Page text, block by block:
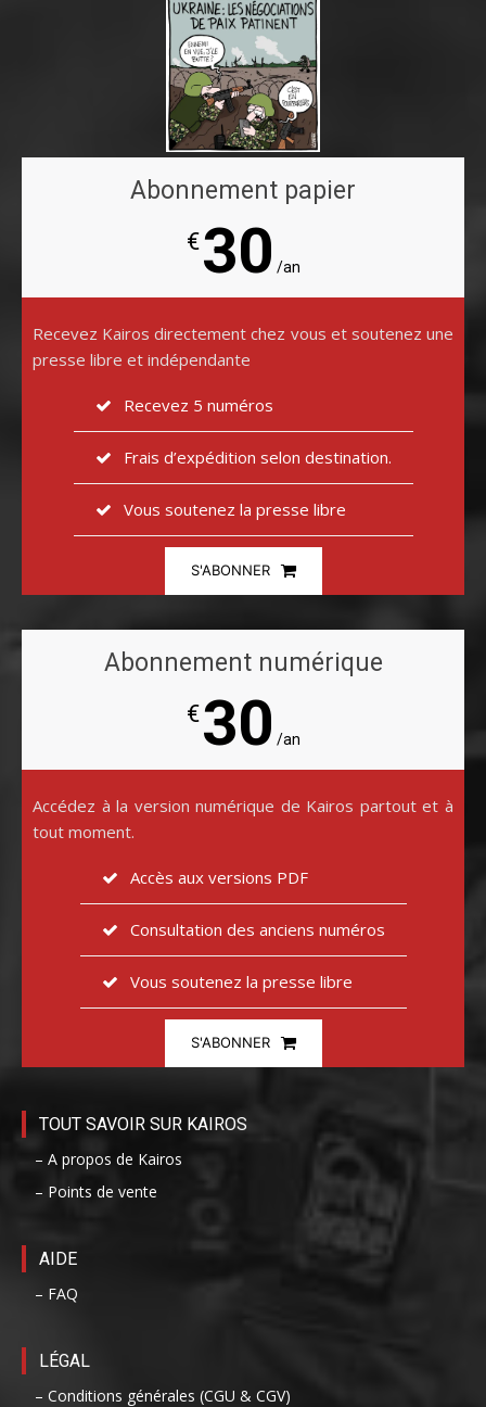
Abonnement papier
€30 /an
Recevez Kairos directement chez vous et soutenez une
presse libre et indépendante
Recevez 5 numéros
Frais d’expédition selon destination.
Vous soutenez la presse libre
S'ABONNER
Abonnement numérique
€30 /an
Accédez à la version numérique de Kairos partout et à
tout moment.
Accès aux versions PDF
Consultation des anciens numéros
Vous soutenez la presse libre
S'ABONNER
TOUT SAVOIR SUR KAIROS
– A propos de Kairos
– Points de vente
AIDE
– FAQ
LÉGAL
– Conditions générales (CGU & CGV)